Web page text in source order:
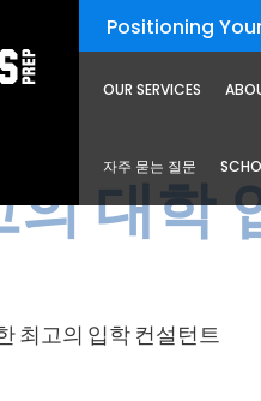
Positioning
OUR SERVICES
자주 묻는 질문
대학
최고의 입학 컨설턴트